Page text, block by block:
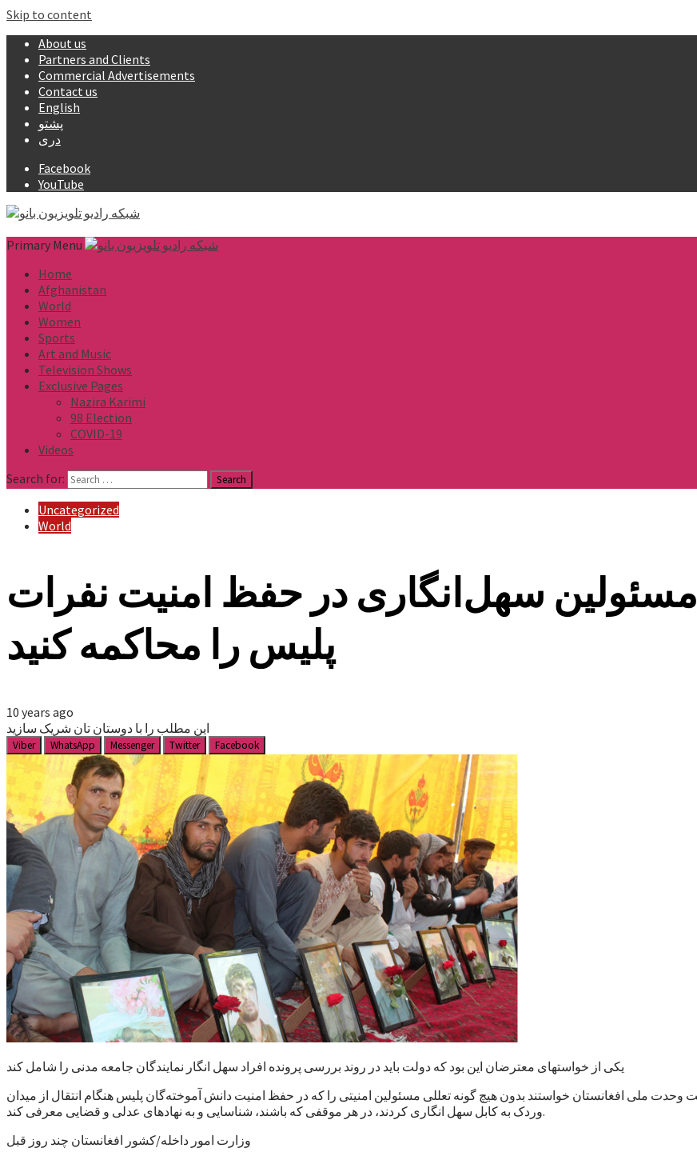
Skip to content
About us
Partners and Clients
Commercial Advertisements
Contact us
English
پشتو
دری
Facebook
YouTube
Primary Menu
Home
Afghanistan
World
Women
Sports
Art and Music
Television Shows
Exclusive Pages
Nazira Karimi
98 Election
COVID-19
Videos
Search for:
Uncategorized
World
مسئولین سهل‌انگاری در حفظ امنیت نفرات
پلیس را محاکمه کنید
10 years ago
این مطلب را با دوستان تان شریک سازید
Viber WhatsApp Messenger Twitter Facebook
یکی از خواستهای معترضان این بود که دولت باید در روند بررسی پرونده افراد سهل انگار نمایندگان جامعه مدنی را شامل کند
ملی افغانستان خواستند بدون هیچ گونه تعللی مسئولین امنیتی را که در حفظ امنیت دانش آموخته‌گان پلیس هنگام انتقال از میدان
وردک به کابل سهل انگاری کردند، در هر موقفی که باشند، شناسایی و به نهادهای عدلی و قضایی معرفی کند.
وزارت امور داخله/کشور افغانستان چند روز قبل